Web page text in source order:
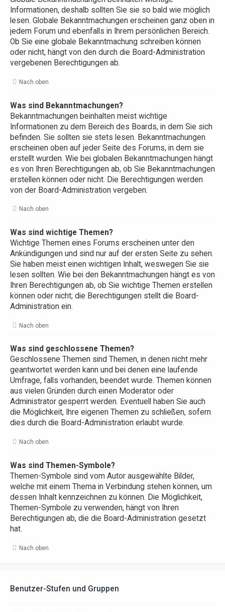
Informationen, deshalb sollten Sie sie so bald wie möglich
lesen. Globale Bekanntmachungen erscheinen ganz oben in
jedem Forum und ebenfalls in Ihrem persönlichen Bereich.
Ob Sie eine globale Bekanntmachung schreiben können
oder nicht, hängt von den durch die Board-Administration
vergebenen Berechtigungen ab.
Nach oben
Was sind Bekanntmachungen?
Bekanntmachungen beinhalten meist wichtige
Informationen zu dem Bereich des Boards, in dem Sie sich
befinden. Sie sollten sie stets lesen. Bekanntmachungen
erscheinen oben auf jeder Seite des Forums, in dem sie
erstellt wurden. Wie bei globalen Bekanntmachungen hängt
es von Ihren Berechtigungen ab, ob Sie Bekanntmachungen
erstellen können oder nicht. Die Berechtigungen werden
von der Board-Administration vergeben.
Nach oben
Was sind wichtige Themen?
Wichtige Themen eines Forums erscheinen unter den
Ankündigungen und sind nur auf der ersten Seite zu sehen.
Sie haben meist einen wichtigen Inhalt, weswegen Sie sie
lesen sollten. Wie bei den Bekanntmachungen hängt es von
Ihren Berechtigungen ab, ob Sie wichtige Themen erstellen
können oder nicht; die Berechtigungen stellt die Board-
Administration ein.
Nach oben
Was sind geschlossene Themen?
Geschlossene Themen sind Themen, in denen nicht mehr
geantwortet werden kann und bei denen eine laufende
Umfrage, falls vorhanden, beendet wurde. Themen können
aus vielen Gründen durch einen Moderator oder
Administrator gesperrt werden. Eventuell haben Sie auch
die Möglichkeit, Ihre eigenen Themen zu schließen, sofern
dies durch die Board-Administration erlaubt wurde.
Nach oben
Was sind Themen-Symbole?
Themen-Symbole sind vom Autor ausgewählte Bilder,
welche mit einem Thema in Verbindung stehen können, um
dessen Inhalt kennzeichnen zu können. Die Möglichkeit,
Themen-Symbole zu verwenden, hängt von Ihren
Berechtigungen ab, die die Board-Administration gesetzt
hat.
Nach oben
Benutzer-Stufen und Gruppen